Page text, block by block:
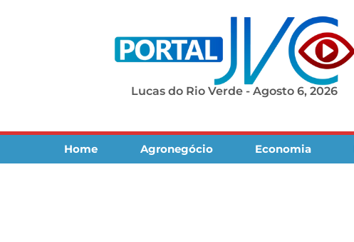
Lucas do Rio Verde - Agosto 6, 2026
Home Agronegócio Economia